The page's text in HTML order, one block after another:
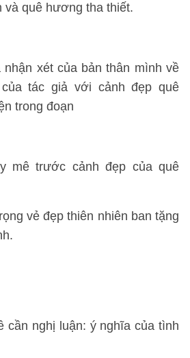
và quê hương tha thiết.
xét của bản thân mình về
tác giả với cảnh đẹp quê
trong đoạn
mê trước cảnh đẹp của quê
vẻ đẹp thiên nhiên ban tặng
cần nghị luận: ý nghĩa của tình